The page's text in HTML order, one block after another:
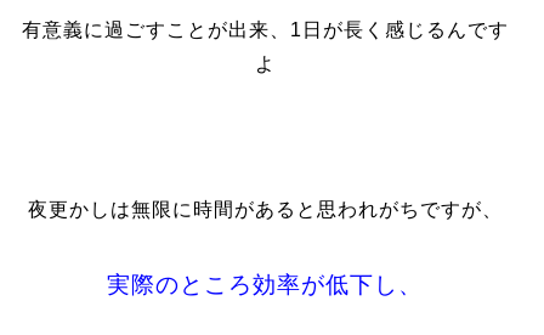
有意義に過ごすことが出来、1日が長く感じるんです
よ
夜更かしは無限に時間があると思われがちですが、
実際のところ効率が低下し、